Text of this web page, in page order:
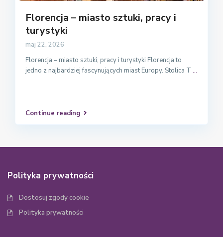
Florencja – miasto sztuki, pracy i
turystyki
maj 22, 2026
Florencja – miasto sztuki, pracy i turystyki Florencja to
jedno z najbardziej fascynujących miast Europy. Stolica T ...
Continue reading
Polityka prywatności
Dostosuj zgody cookie
Polityka prywatności